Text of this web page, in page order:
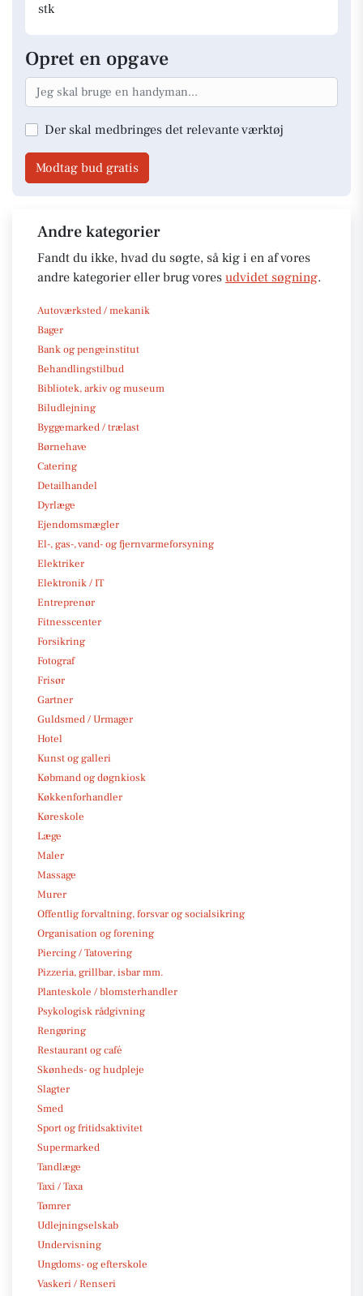
stk
Opret en opgave
Der skal medbringes det relevante værktøj
Modtag bud gratis
Andre kategorier
Fandt du ikke, hvad du søgte, så kig i en af vores
andre kategorier eller brug vores udvidet søgning.
Autoværksted / mekanik
Bager
Bank og pengeinstitut
Behandlingstilbud
Bibliotek, arkiv og museum
Biludlejning
Byggemarked / trælast
Børnehave
Catering
Detailhandel
Dyrlæge
Ejendomsmægler
El-, gas-, vand- og fjernvarmeforsyning
Elektriker
Elektronik / IT
Entreprenør
Fitnesscenter
Forsikring
Fotograf
Frisør
Gartner
Guldsmed / Urmager
Hotel
Kunst og galleri
Købmand og døgnkiosk
Køkkenforhandler
Køreskole
Læge
Maler
Massage
Murer
Offentlig forvaltning, forsvar og socialsikring
Organisation og forening
Piercing / Tatovering
Pizzeria, grillbar, isbar mm.
Planteskole / blomsterhandler
Psykologisk rådgivning
Rengøring
Restaurant og café
Skønheds- og hudpleje
Slagter
Smed
Sport og fritidsaktivitet
Supermarked
Tandlæge
Taxi / Taxa
Tømrer
Udlejningselskab
Undervisning
Ungdoms- og efterskole
Vaskeri / Renseri